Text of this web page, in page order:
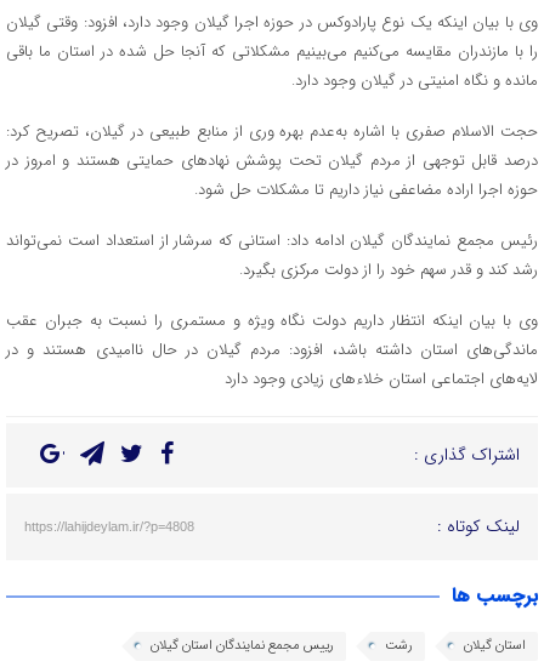
وی با بیان اینکه یک نوع پارادوکس در حوزه اجرا گیلان وجود دارد، افزود: وقتی گیلان
را با مازندران مقایسه می‌کنیم می‌بینیم مشکلاتی که آنجا حل شده در استان ما باقی
مانده و نگاه امنیتی در گیلان وجود دارد.
حجت الاسلام صفری با اشاره به‌عدم بهره وری از منابع طبیعی در گیلان، تصریح کرد:
درصد قابل توجهی از مردم گیلان تحت پوشش نهادهای حمایتی هستند و امروز در
حوزه اجرا اراده مضاعفی نیاز داریم تا مشکلات حل شود.
رئیس مجمع نمایندگان گیلان ادامه داد: استانی که سرشار از استعداد است نمی‌تواند
رشد کند و قدر سهم خود را از دولت مرکزی بگیرد.
وی با بیان اینکه انتظار داریم دولت نگاه ویژه و مستمری را نسبت به جبران عقب
ماندگی‌های استان داشته باشد، افزود: مردم گیلان در حال ناامیدی هستند و در
لایه‌های اجتماعی استان خلاءهای زیادی وجود دارد
اشتراک گذاری :
لینک کوتاه : https://lahijdeylam.ir/?p=4808
برچسب ها
استان گیلان رشت رییس مجمع نمایندگان استان گیلان